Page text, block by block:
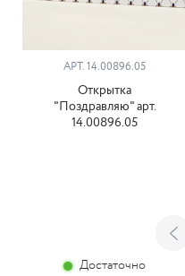
АРТ. 14.00896.05
Открытка
"Поздравляю" арт.
14.00896.05
Достаточно